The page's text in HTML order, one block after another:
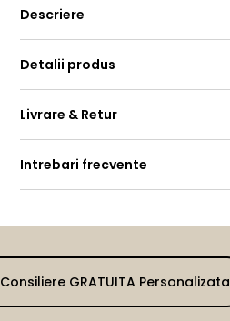
Descriere
Detalii produs
Livrare & Retur
Intrebari frecvente
Consiliere GRATUITA Personalizata